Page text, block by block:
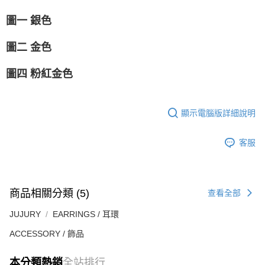
圖一 銀色
圖二 金色
圖四 粉紅金色
顯示電腦版詳細說明
客服
商品相關分類 (5) 查看全部
JUJURY EARRINGS / 耳環
ACCESSORY / 飾品
本分類熱銷全站排行